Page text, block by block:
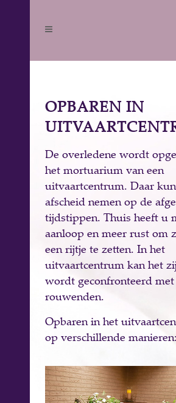
OPBAREN IN
De overledene wordt
het mortuarium van een
uitvaartcentrum. Daar
afscheid nemen op de
tijdstippen. Thuis heeft u
aanloop en meer rust om
een rijtje te zetten. In het
uitvaartcentrum kan het
wordt geconfronteerd met
rouwenden.
Opbaren in het
op verschillende manieren: